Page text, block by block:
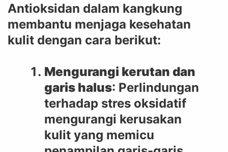
Antioksidan dalam kangkung
membantu menjaga kesehatan
kulit dengan cara berikut:
Mengurangi kerutan dan
garis halus: Perlindungan
terhadap stres oksidatif
mengurangi kerusakan
kulit yang memicu